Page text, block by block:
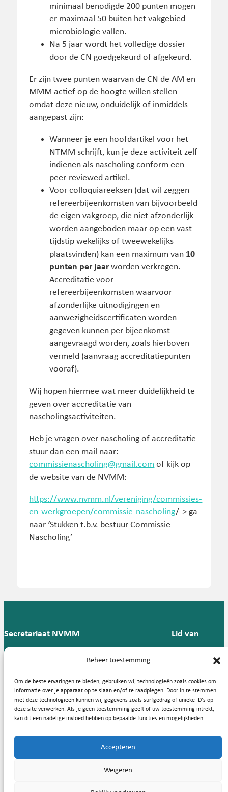
Beheer toestemming
Om de beste ervaringen te bieden, gebruiken wij technologieën zoals cookies om
informatie over je apparaat op te slaan en/of te raadplegen. Door in te stemmen
met deze technologieën kunnen wij gegevens zoals surfgedrag of unieke ID's op
deze site verwerken. Als je geen toestemming geeft of uw toestemming intrekt,
kan dit een nadelige invloed hebben op bepaalde functies en mogelijkheden.
Accepteren
Weigeren
minimaal benodigde 200 punten mogen
er maximaal 50 buiten het vakgebied
microbiologie vallen.
Na 5 jaar wordt het volledige dossier
door de CN goedgekeurd of afgekeurd.
Er zijn twee punten waarvan de CN de AM en
MMM actief op de hoogte willen stellen
omdat deze nieuw, onduidelijk of inmiddels
aangepast zijn:
Wanneer je een hoofdartikel voor het
NTMM schrijft, kun je deze activiteit zelf
indienen als nascholing conform een
peer-reviewed artikel.
Voor colloquiareeksen (dat wil zeggen
refereerbijeenkomsten van bijvoorbeeld
de eigen vakgroep, die niet afzonderlijk
worden aangeboden maar op een vast
tijdstip wekelijks of tweewekelijks
plaatsvinden) kan een maximum van 10
punten per jaarworden verkregen.
Accreditatie voor
refereerbijeenkomsten waarvoor
afzonderlijke uitnodigingen en
aanwezigheidscertificaten worden
gegeven kunnen per bijeenkomst
aangevraagd worden, zoals hierboven
vermeld (aanvraag accreditatiepunten
vooraf).
Wij hopen hiermee wat meer duidelijkheid te
geven over accreditatie van
nascholingsactiviteiten.
Heb je vragen over nascholing of accreditatie
stuur dan een mail naar:
commissienascholing@gmail.com of kijk op
de website van de NVMM:
https://www.nvmm.nl/vereniging/commissies-
en-werkgroepen/commissie-nascholing/-> ga
naar ‘Stukken t.b.v. bestuur Commissie
Nascholing’
Secretariaat NVMM
Groningen
T: 088 -
57
Lid van
Handige links
Copyright © 2026, Nederlandse Vereniging voor Medische